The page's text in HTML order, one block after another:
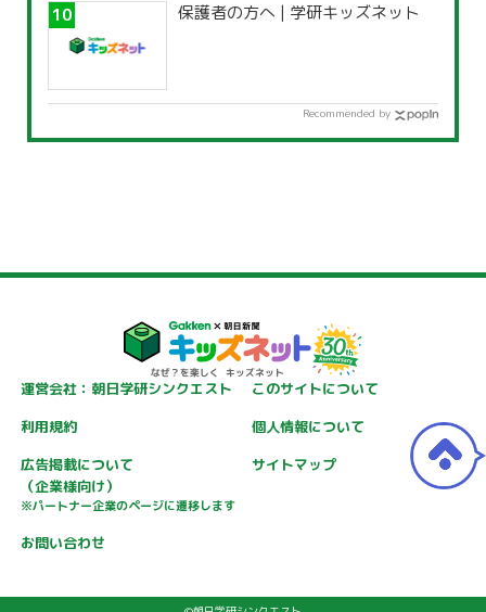
保護者の方へ | 学研キッズネット
Recommended by
運営会社：朝日学研シンクエスト
このサイトについて
利用規約
個人情報について
広告掲載について
（企業様向け）
※パートナー企業のページに遷移します
サイトマップ
お問い合わせ